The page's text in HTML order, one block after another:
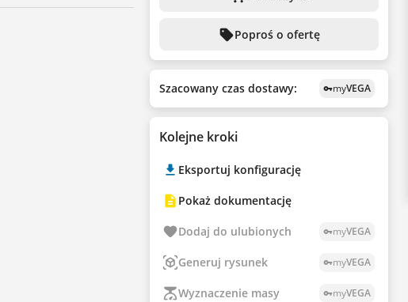
sellPoproś o ofertę
Szacowany czas dostawy: vpn_keymyVEGA
Kolejne kroki
Eksportuj konfigurację
Pokaż dokumentację
Dodaj do ulubionych vpn_keymyVEGA
Generuj rysunek vpn_keymyVEGA
Wyznaczenie masy vpn_keymyVEGA